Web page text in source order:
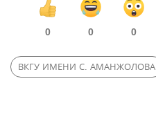
0 0 0
ВКГУ ИМЕНИ С. АМАНЖОЛОВА